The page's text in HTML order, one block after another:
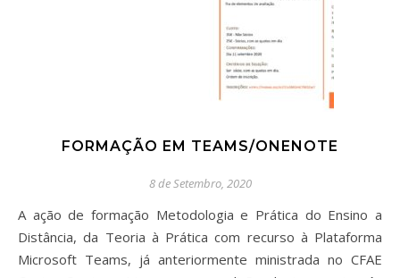
FORMAÇÃO EM TEAMS/ONENOTE
8 de Setembro, 2020
A ação de formação Metodologia e Prática do Ensino a
Distância, da Teoria à Prática com recurso à Plataforma
Microsoft Teams, já anteriormente ministrada no CFAE